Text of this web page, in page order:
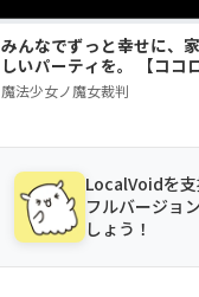
みんなでずっと幸せに、
しいパーティを。 【ココ
Episode Ⅱ 夏目アンアン】
魔法少女ノ魔女裁判
LocalVoidを支
フルバージョ
しょう！